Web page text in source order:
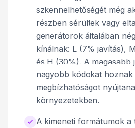
szkennelhetőségét még
részben sérültek vagy
generátorok általában
kínálnak: L (7% javítás),
és H (30%). A magasabb
nagyobb kódokat hoznak
megbízhatóságot
környezetekben.
A kimeneti formátumok a